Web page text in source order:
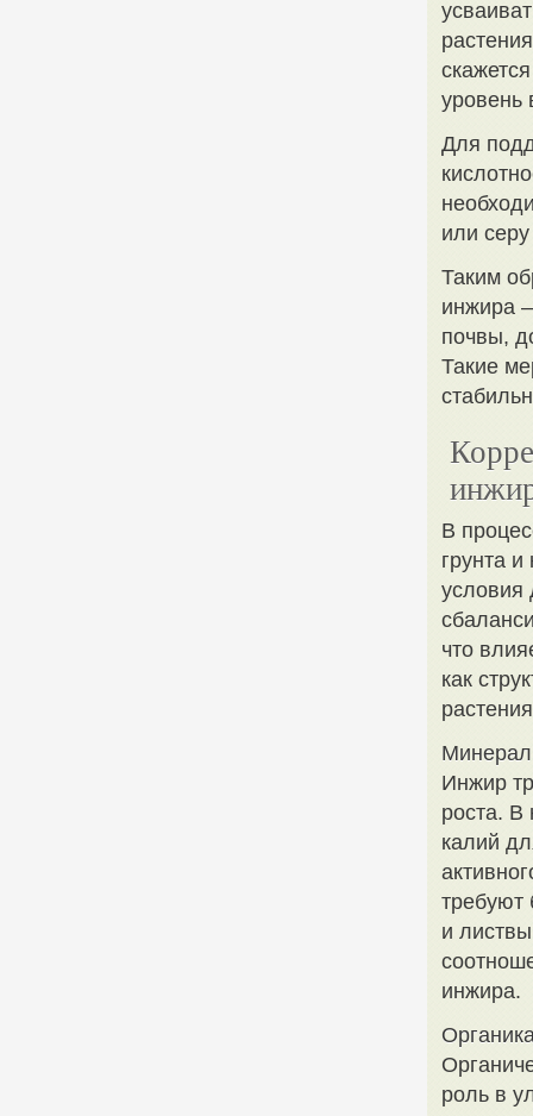
уровень
Для
или
Таким
инжира
почвы,
Такие
В
грунта
условия
что
как
Инжир
роста. В
калий
требуют
и
инжира.
роль в